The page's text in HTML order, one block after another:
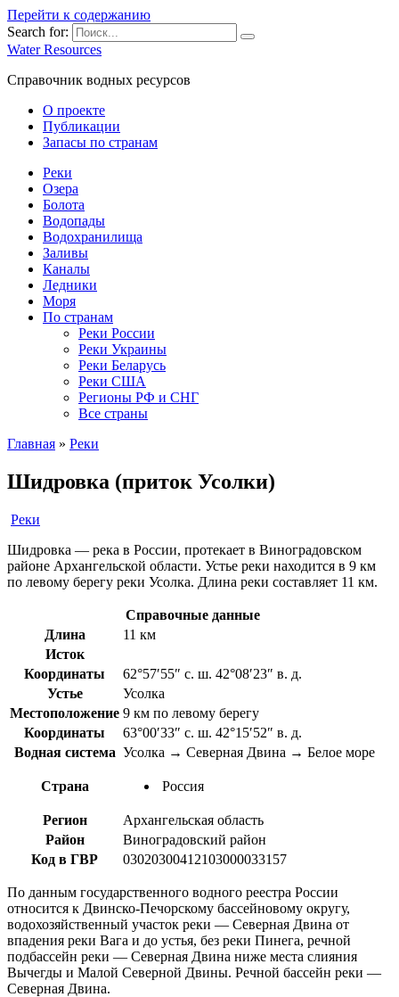
Перейти к содержанию
Search for:
Water Resources
Справочник водных ресурсов
О проекте
Публикации
Запасы по странам
Реки
Озера
Болота
Водопады
Водохранилища
Заливы
Каналы
Ледники
Моря
По странам
Реки России
Реки Украины
Реки Беларусь
Реки США
Регионы РФ и СНГ
Все страны
Главная » Реки
Шидровка (приток Усолки)
Реки
Шидровка — река в России, протекает в Виноградовском
районе Архангельской области. Устье реки находится в 9 км
по левому берегу реки Усолка. Длина реки составляет 11 км.
Справочные данные
Длина
11 км
Исток
Координаты
62°57′55″ с. ш. 42°08′23″ в. д.
Устье
Усолка
Местоположение 9 км по левому берегу
Координаты
63°00′33″ с. ш. 42°15′52″ в. д.
Водная система Усолка → Северная Двина → Белое море
Страна Россия
Регион
Архангельская область
Район
Виноградовский район
Код в ГВР
03020300412103000033157
По данным государственного водного реестра России
относится к Двинско-Печорскому бассейновому округу,
водохозяйственный участок реки — Северная Двина от
впадения реки Вага и до устья, без реки Пинега, речной
подбассейн реки — Северная Двина ниже места слияния
Вычегды и Малой Северной Двины. Речной бассейн реки —
Северная Двина.